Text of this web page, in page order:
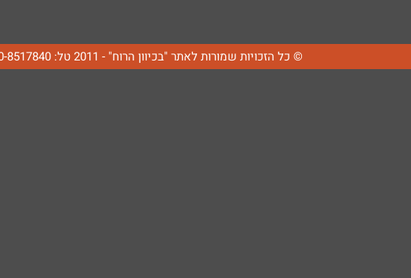
© כל הזכויות שמורות לאתר "בכיוון הרוח" - 2011 טל: 050-8517840